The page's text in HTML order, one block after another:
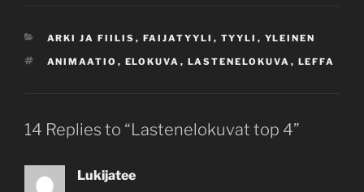
CATEGORIES
ARKI JA FIILIS , FAIJATYYLI , TYYLI , YLEINEN
TAGS
ANIMAATIO , ELOKUVA , LASTENELOKUVA , LEFFA
14 Replies to “Lastenelokuvat top 4”
Lukijatee